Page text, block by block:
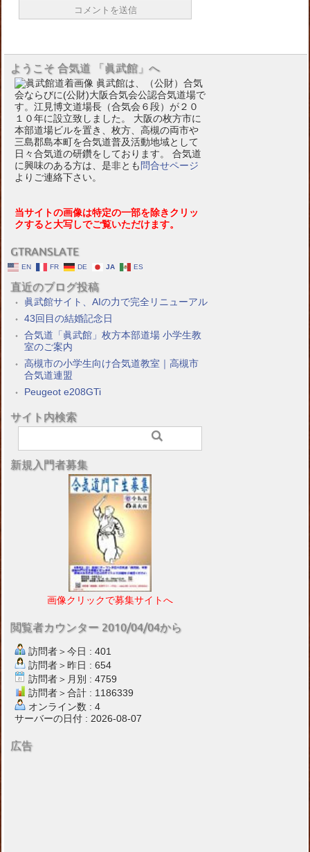
ようこそ 合気道 「眞武館」へ
眞武館は、（公財）合気
会ならびに(公財)大阪合気会公認合気道場で
す。江見博文道場長（合気会６段）が２０
１０年に設立致しました。 大阪の枚方市に
本部道場ビルを置き、枚方、高槻の両市や
三島郡島本町を合気道普及活動地域として
日々合気道の研鑽をしております。 合気道
に興味のある方は、是非とも 問合せページ
よりご連絡下さい。
当サイトの画像は特定の一部を除きクリッ
クすると大写しでご覧いただけます。
GTRANSLATE
EN FR DE JA ES
直近のブログ投稿
眞武館サイト、AIの力で完全リニューアル
43回目の結婚記念日
合気道「眞武館」枚方本部道場 小学生教
室のご案内
高槻市の小学生向け合気道教室｜高槻市
合気道連盟
Peugeot e208GTi
サイト内検索
新規入門者募集
画像クリックで募集サイトへ
閲覧者カウンター 2010/04/04から
訪問者＞今日 : 401
訪問者＞昨日 : 654
訪問者＞月別 : 4759
訪問者＞合計 : 1186339
オンライン数 : 4
サーバーの日付 : 2026-08-07
広告